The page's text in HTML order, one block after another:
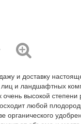
и доставку
лиц и ландшафтных
очень высокой
любой
органического